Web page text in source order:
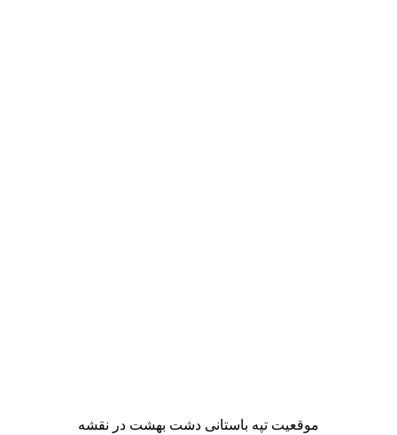
موقعیت تپه باستانی دشت بهشت در نقشه